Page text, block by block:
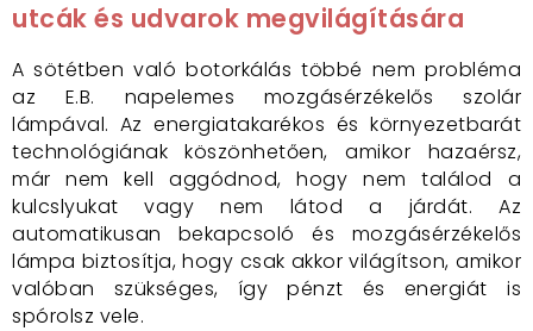
utcák és udvarok megvilágítására
A sötétben való botorkálás többé nem probléma
az E.B. napelemes mozgásérzékelős szolár
lámpával. Az energiatakarékos és környezetbarát
technológiának köszönhetően, amikor hazaérsz,
már nem kell aggódnod, hogy nem találod a
kulcslyukat vagy nem látod a járdát. Az
automatikusan bekapcsoló és mozgásérzékelős
lámpa biztosítja, hogy csak akkor világítson, amikor
valóban szükséges, így pénzt és energiát is
spórolsz vele.